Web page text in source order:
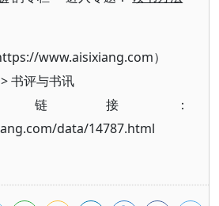
www.aisixiang.com）
>书评与书讯
链接：
data/14787.html